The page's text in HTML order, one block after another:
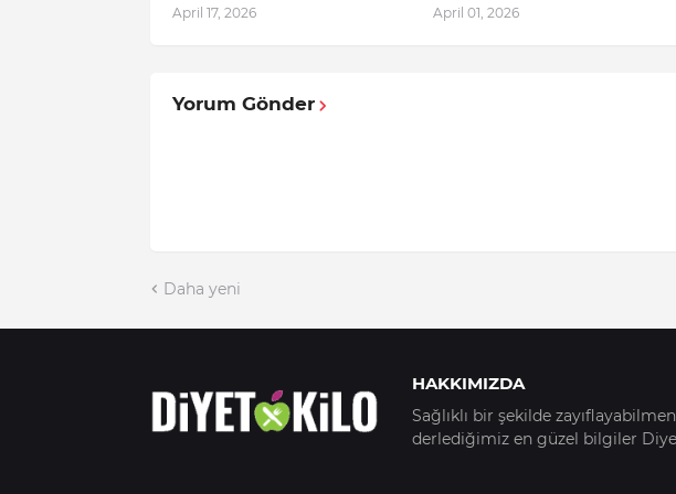
April 17, 2026 April 01, 2026
Yorum Gönder
Daha yeni
HAKKIMIZDA
Sağlıklı bir şekilde
derlediğimiz en güzel bilgiler